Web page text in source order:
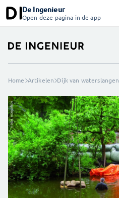
De Ingenieur
Open deze pagina in de app
Home Artikelen Dijk van waterslangen